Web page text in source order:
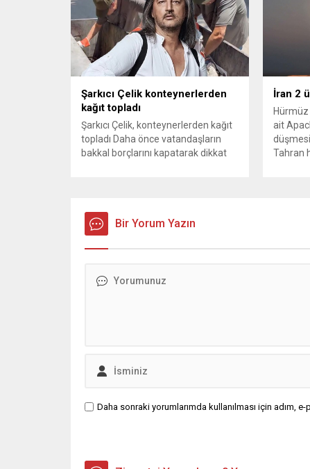
verdiği hukuksuz bir karardır” dedi.
CHP’den tedbirli olarak kesin
çıkarma cezası uygulanmak üzere
Yüksek Disiplin Kurulu’na (YDK) sevk
edilen ve partideki tüm
görevlerinden...
ve
hale
Şarkıcı Çelik konteynerlerden
kağıt topladı
Şarkıcı Çelik, konteynerlerden kağıt
topladı Daha önce vatandaşların
bakkal borçlarını kapatarak dikkat
sağlayan Serpil Hanım’a destek
oldu. Çelik, sokaklardaki
konteynerlerden kağıt topladı. Ünlü
ilçesinde çöpten kağıt toplayarak...
İran 2
Hürmüz
ait
Tahran
karşılık
Bir Yorum Yazın
Daha sonraki yorumlarımda kullanılması için adım,